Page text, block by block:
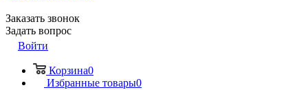
Заказать звонок
Задать вопрос
Войти
Корзина0
Избранные товары0